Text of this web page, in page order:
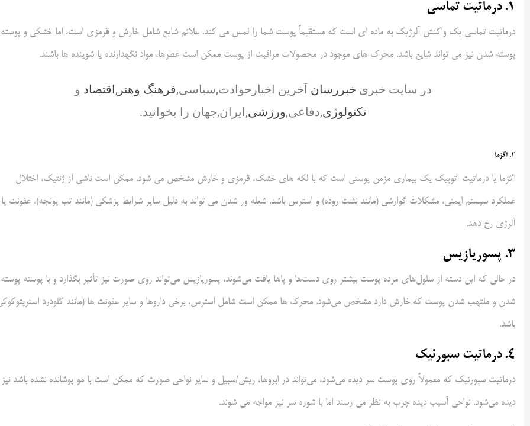
1. درماتیت تماسی
درماتیت تماسی یک واکنش آلرژیک به ماده ای است که مستقیماً پوست شما را لمس می کند. علائم شایع شامل خارش و قرمزی است، اما خشکی و پوسته
پوسته شدن نیز می تواند شایع باشد. محرک های موجود در محصولات مراقبت از پوست ممکن است عطرها، مواد نگهدارنده یا شوینده ها باشند.
در سایت خبری خبررسان آخرین اخبارحوادث,سیاسی,فرهنگ وهنر ,اقتصاد و
تکنولوژی,دفاعی,ورزشی,ایران,جهان را بخوانید.
2. اگزما
اگزما یا درماتیت آتوپیک یک بیماری مزمن پوستی است که با لکه های خشک، قرمزی و خارش مشخص می شود. ممکن است ناشی از ژنتیک، اختلال
عملکرد سیستم ایمنی، مشکلات گوارشی (مانند نشت روده) و استرس باشد. شعله ور شدن می تواند به دلیل سایر شرایط پزشکی (مانند تب یونجه)، عفونت یا
آلرژی رخ دهد.
3. پسوریازیس
در حالی که این دسته از سلول‌های مرده پوست بیشتر روی دست‌ها و پاها یافت می‌شوند، پسوریازیس می‌تواند روی صورت نیز تأثیر بگذارد و با پوسته پوسته
شدن و ملتهب شدن پوست که خارش دارد مشخص می‌شود. محرک ها ممکن است شامل استرس، برخی داروها و سایر عفونت ها (مانند گلودرد
باشد.
4. درماتیت سبورئیک
درماتیت سبورئیک که معمولاً روی پوست سر دیده می‌شود، می‌تواند در ابروها، ریش/سبیل و سایر نواحی صورت که ممکن است با مو پوشانده نشده باشد نیز
دیده می‌شود. نواحی آسیب دیده چرب به نظر می رسند اما با شوره سر نیز مواجه می شوند.